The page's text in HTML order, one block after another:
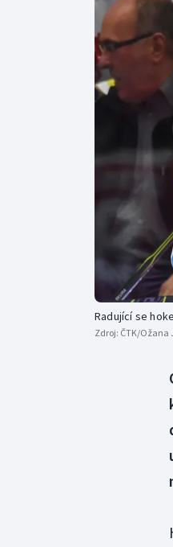
Radující se
Zdroj: ČTK/Ožana